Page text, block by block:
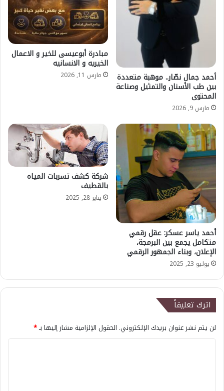
أحمد جمال نصّار.. موهبة متعددة
بين طب الأسنان والتمثيل وصناعة
المحتوى
مارس 9, 2026
مبادرة أبوعيسى للخير و الاعمال
الخيريه و الانسانيه
مارس 11, 2026
أحمد ياسر عسكر: عقل رقمي
متكامل يجمع بين البرمجة،
الإعلان، وبناء الجمهور الرقمي
يوليو 23, 2025
شركة كشف تسربات المياه
بالقطيف
يناير 28, 2025
اترك تعليقاً
لن يتم نشر عنوان بريدك الإلكتروني. الحقول الإلزامية مشار إليها بـ*